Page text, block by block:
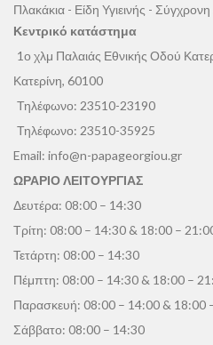
Πλακάκια - Είδη Υγιεινής -
Κεντρικό κατάστημα
1ο χλμ Παλαιάς Εθνικής Οδού
Κατερίνη, 60100
Τηλέφωνο: 23510-23190
Τηλέφωνο: 23510-35925
Email: info@n-papageorgiou.gr
ΩΡΑΡΙΟ ΛΕΙΤΟΥΡΓΙΑΣ
Δευτέρα: 08:00 – 14:30
Τρίτη: 08:00 – 14:30 & 18:00 –
Τετάρτη: 08:00 – 14:30
Πέμπτη: 08:00 – 14:30 & 18:00 –
Παρασκευή: 08:00 – 14:00 & 18:00
Σάββατο: 08:00 – 14:30